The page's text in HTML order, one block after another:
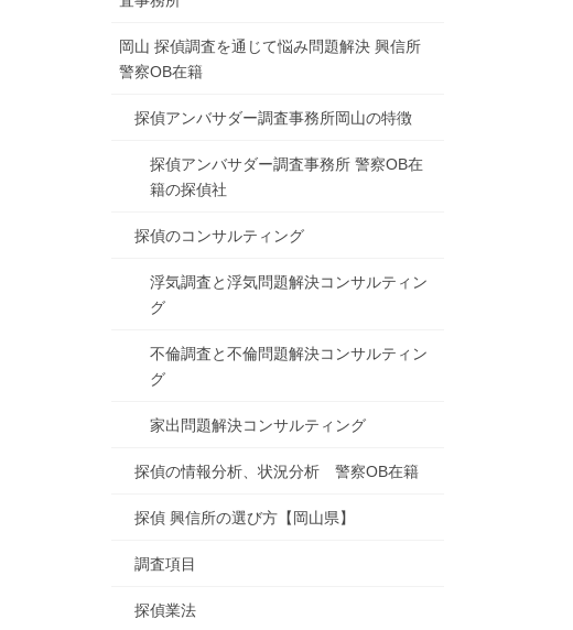
岡山 探偵調査を通じて悩み問題解決 興信所
警察OB在籍
探偵アンバサダー調査事務所岡山の特徴
探偵アンバサダー調査事務所 警察OB在
籍の探偵社
探偵のコンサルティング
浮気調査と浮気問題解決コンサルティン
グ
不倫調査と不倫問題解決コンサルティン
グ
家出問題解決コンサルティング
探偵の情報分析、状況分析 警察OB在籍
探偵 興信所の選び方【岡山県】
調査項目
探偵業法